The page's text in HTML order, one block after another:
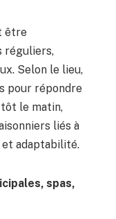
être
réguliers,
Selon le lieu,
pour répondre
le matin,
liés à
adaptabilité.
spas,